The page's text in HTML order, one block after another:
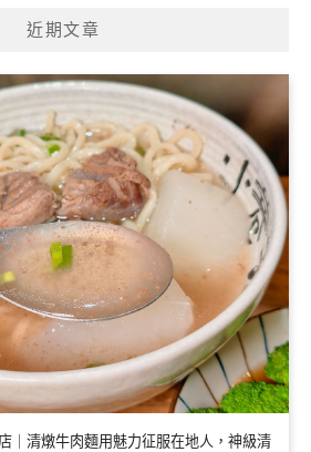
近期文章
｜清燉牛肉麵用魅力征服在地人，神級清